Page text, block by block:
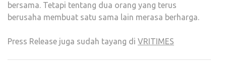
bersama. Tetapi tentang dua orang yang terus
berusaha membuat satu sama lain merasa berharga.
Press Release juga sudah tayang di VRITIMES